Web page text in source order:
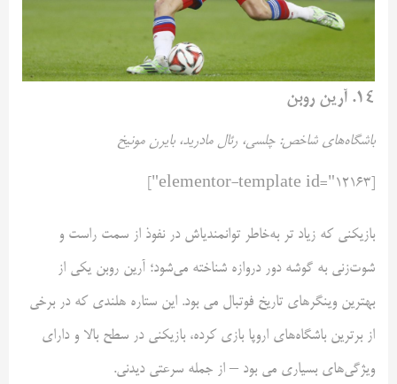
۱۴. آرین روبن
باشگاه‌های شاخص: چلسی، رئال مادرید، بایرن مونیخ
بازیکنی که زیاد تر به‌خاطر توانمندیاش در نفوذ از سمت راست و
شوت‌زنی به گوشه دور دروازه شناخته می‌شود؛ آرین روبن یکی از
بهترین وینگرهای تاریخ فوتبال می بود. این ستاره هلندی که در برخی
از برترین باشگاه‌های اروپا بازی کرده، بازیکنی در سطح بالا و دارای
ویژگی‌های بسیاری می بود – از جمله سرعتی دیدنی.